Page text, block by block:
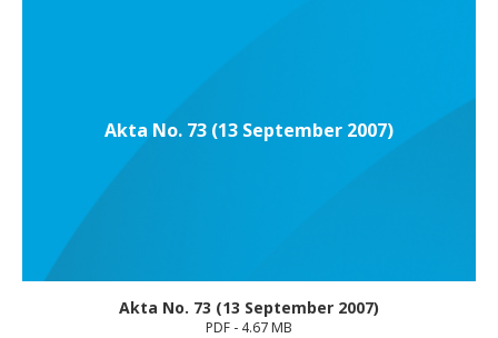
Akta No. 73 (13 September 2007)
Akta No. 73 (13 September 2007)
PDF - 4.67 MB